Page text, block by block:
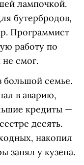
лампочкой.
бутербродов,
Программист
работу по
смог.
большой семье.
в аварию,
кредиты —
десять.
накопил
занял у кузена.